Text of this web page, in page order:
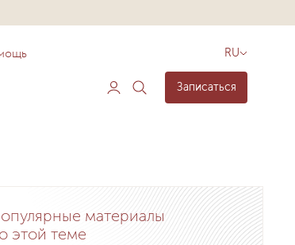
RU
Записаться
материалы
этой теме